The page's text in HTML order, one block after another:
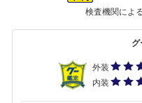
検査機関によ
グ
外装
内装